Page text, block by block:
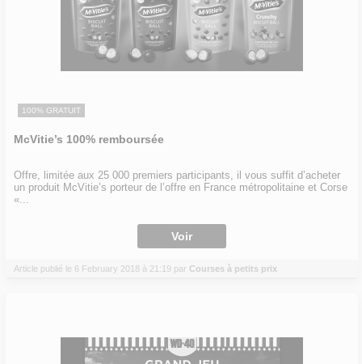
100% GRATUIT
McVitie’s 100% remboursée
Offre, limitée aux 25 000 premiers participants, il vous suffit d’acheter
un produit McVitie’s porteur de l’offre en France métropolitaine et Corse
«...
Voir
Article publié le 6 February 2018 à 21:19 par Courses à petits prix